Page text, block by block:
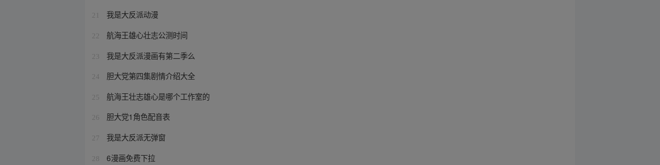
21 我是大反派动漫
22 航海王雄心壮志公测时间
23 我是大反派漫画有第二季么
24 胆大党第四集剧情介绍大全
25 航海王壮志雄心是哪个工作室的
26 胆大党1角色配音表
27 我是大反派无弹窗
28 6漫画免费下拉